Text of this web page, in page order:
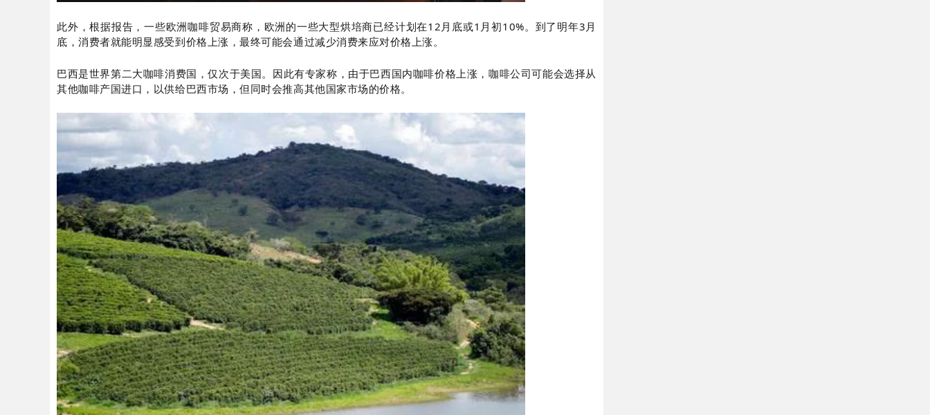
此外，根据报告，一些欧洲咖啡贸易商称，欧洲的一些大型烘培商已经计划在12月底或1月初10%。到了明年3月
底，消费者就能明显感受到价格上涨，最终可能会通过减少消费来应对价格上涨。
巴西是世界第二大咖啡消费国，仅次于美国。因此有专家称，由于巴西国内咖啡价格上涨，咖啡公司可能会选择从
其他咖啡产国进口，以供给巴西市场，但同时会推高其他国家市场的价格。